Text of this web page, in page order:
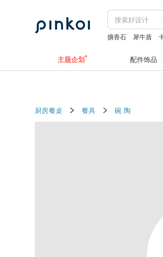
擴香石 犀牛盾
主题企划 配件饰品
厨房餐桌 餐具 碗 陶